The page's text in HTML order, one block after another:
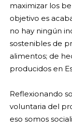
maximizar los
objetivo es
no hay ningún
sostenibles de
alimentos; de
producidos en
Reflexionando
voluntaria del
eso somos